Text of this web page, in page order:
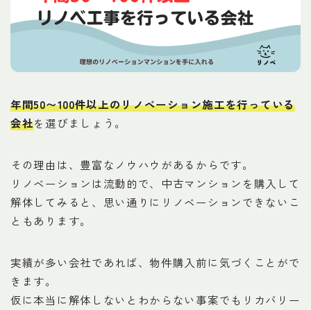
年間50〜100件以上のリノベーション施工を行っている
会社を選びましょう。
その理由は、豊富なノウハウがあるからです。
リノベーションは流動的で、中古マンションを購入して
解体してみると、思い通りにリノベーションできないこ
ともあります。
実績が多い会社であれば、物件購入前に気づくことがで
きます。
仮に本当に解体しないとわからない事案でもリカバリー